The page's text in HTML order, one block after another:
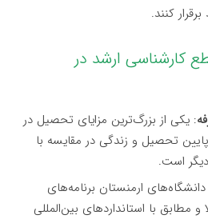
کنند.
کارشناسی ارشد در
: یکی از بزرگ‌ترین مزایای تحصیل در
تحصیل و زندگی در مقایسه با
است.
ارمنستان برنامه‌های
مطابق با استانداردهای بین‌المللی